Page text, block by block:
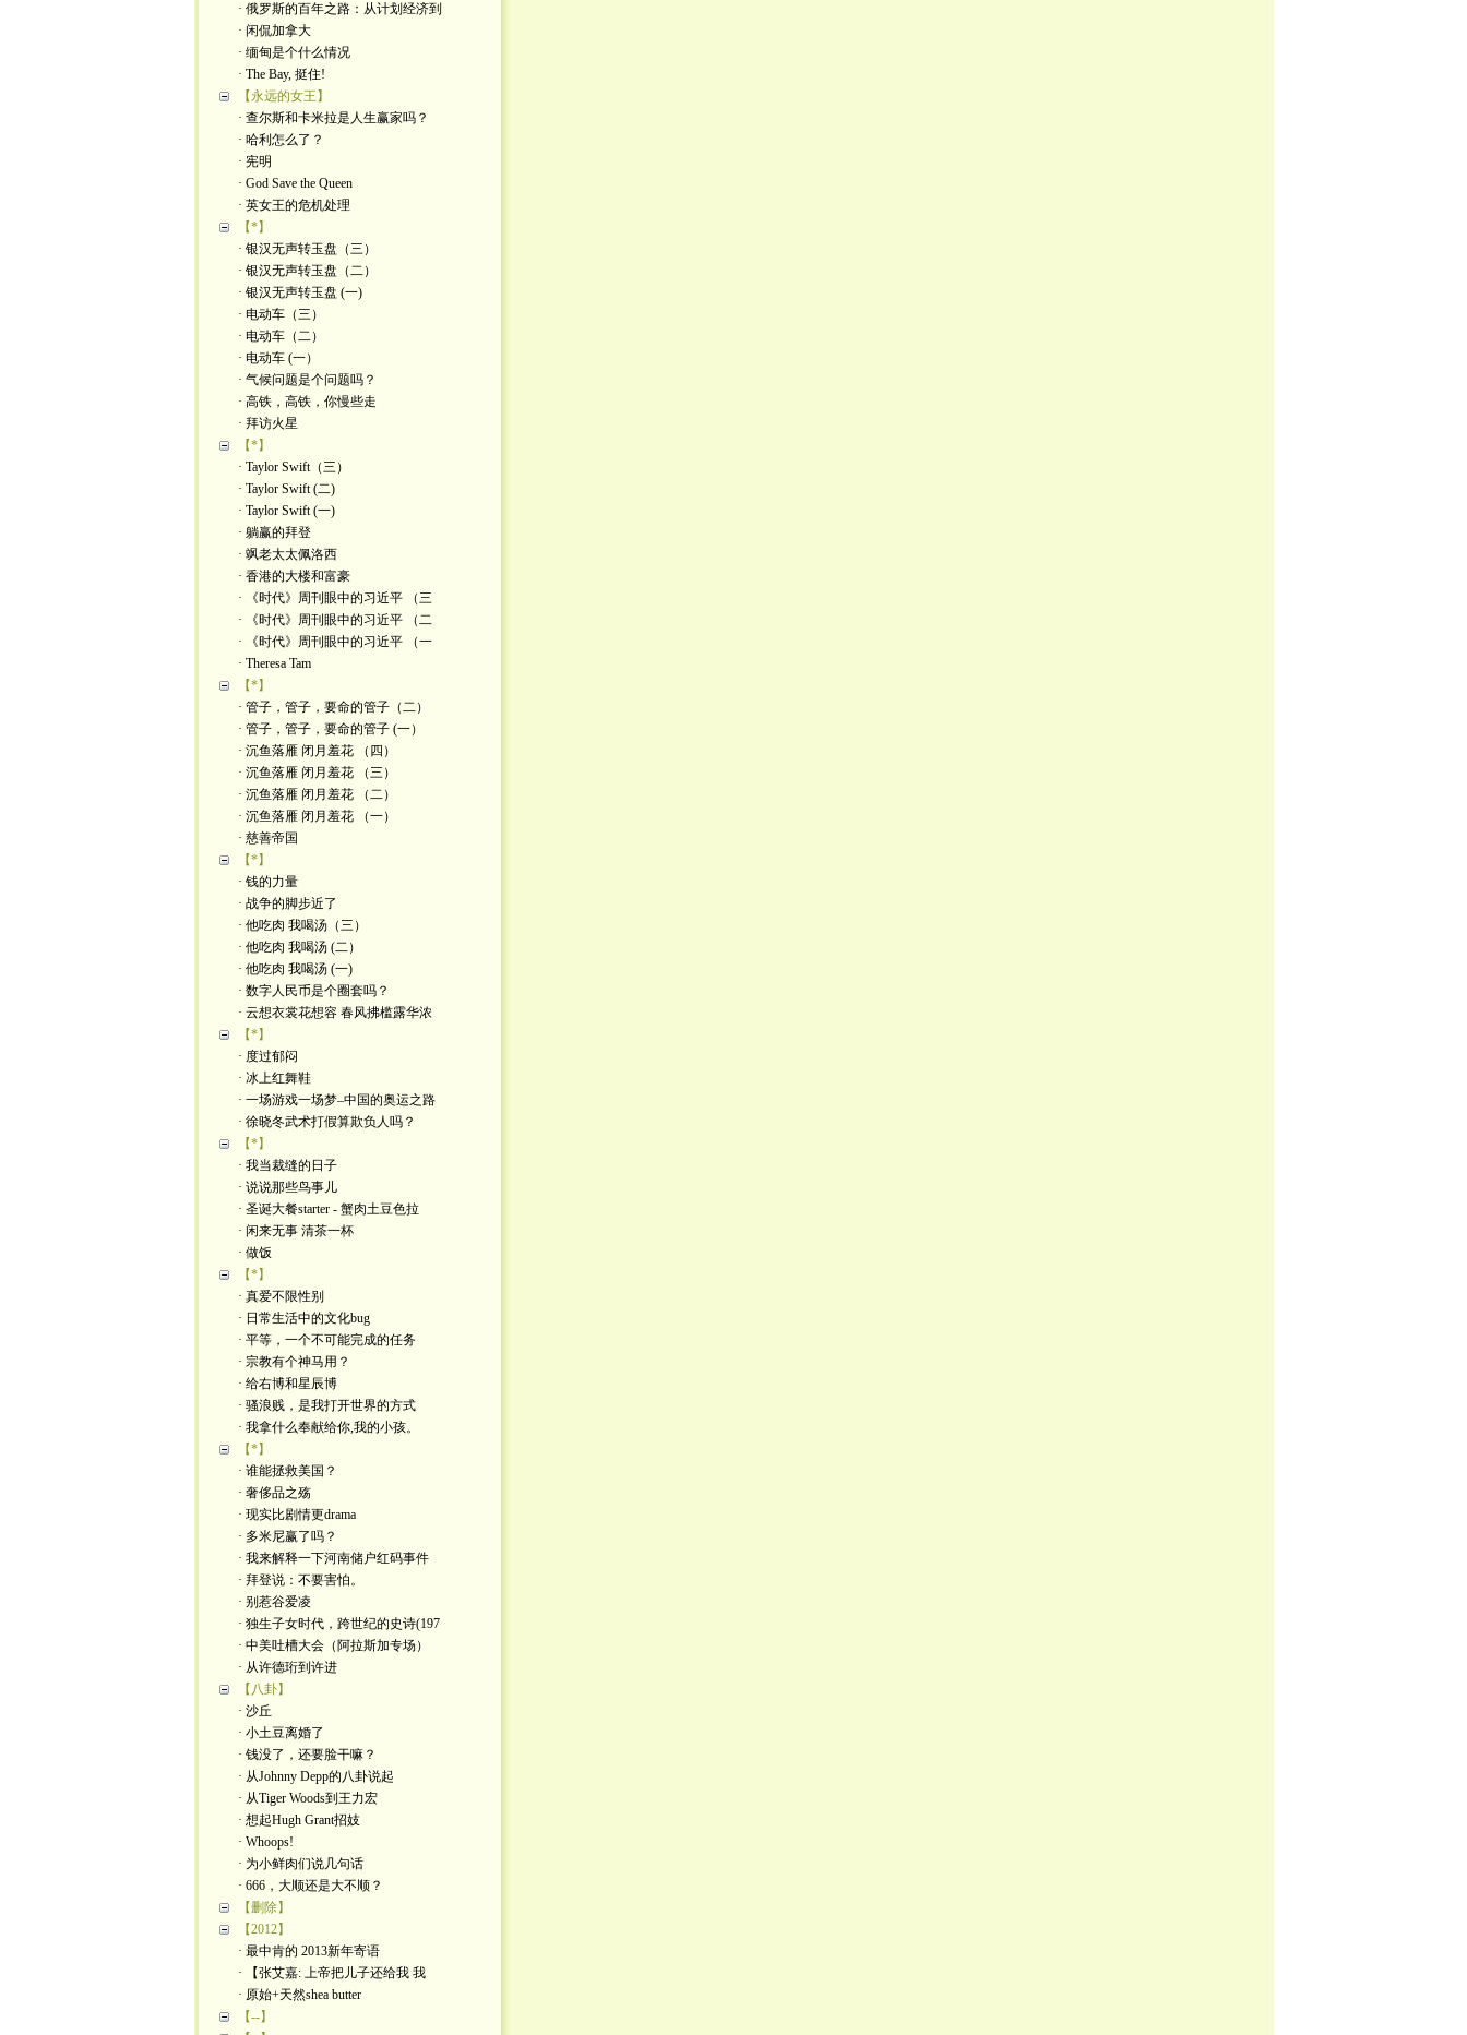
· 俄罗斯的百年之路：从计划经济到
· 闲侃加拿大
· 缅甸是个什么情况
· The Bay, 挺住!
【永远的女王】
· 查尔斯和卡米拉是人生赢家吗？
· 哈利怎么了？
· 宪明
· God Save the Queen
· 英女王的危机处理
【*】
· 银汉无声转玉盘（三）
· 银汉无声转玉盘（二）
· 银汉无声转玉盘 (一)
· 电动车（三）
· 电动车（二）
· 电动车 (一）
· 气候问题是个问题吗？
· 高铁，高铁，你慢些走
· 拜访火星
【*】
· Taylor Swift（三）
· Taylor Swift (二)
· Taylor Swift (一)
· 躺赢的拜登
· 飒老太太佩洛西
· 香港的大楼和富豪
· 《时代》周刊眼中的习近平 （三
· 《时代》周刊眼中的习近平 （二
· 《时代》周刊眼中的习近平 （一
· Theresa Tam
【*】
· 管子，管子，要命的管子（二）
· 管子，管子，要命的管子 (一）
· 沉鱼落雁 闭月羞花 （四）
· 沉鱼落雁 闭月羞花 （三）
· 沉鱼落雁 闭月羞花 （二）
· 沉鱼落雁 闭月羞花 （一）
· 慈善帝国
【*】
· 钱的力量
· 战争的脚步近了
· 他吃肉 我喝汤（三）
· 他吃肉 我喝汤 (二）
· 他吃肉 我喝汤 (一)
· 数字人民币是个圈套吗？
· 云想衣裳花想容 春风拂槛露华浓
【*】
· 度过郁闷
· 冰上红舞鞋
· 一场游戏一场梦–中国的奥运之路
· 徐晓冬武术打假算欺负人吗？
【*】
· 我当裁缝的日子
· 说说那些鸟事儿
· 圣诞大餐starter - 蟹肉土豆色拉
· 闲来无事 清茶一杯
· 做饭
【*】
· 真爱不限性别
· 日常生活中的文化bug
· 平等，一个不可能完成的任务
· 宗教有个神马用？
· 给右博和星辰博
· 骚浪贱，是我打开世界的方式
· 我拿什么奉献给你,我的小孩。
【*】
· 谁能拯救美国？
· 奢侈品之殇
· 现实比剧情更drama
· 多米尼赢了吗？
· 我来解释一下河南储户红码事件
· 拜登说：不要害怕。
· 别惹谷爱凌
· 独生子女时代，跨世纪的史诗(197
· 中美吐槽大会（阿拉斯加专场）
· 从许德珩到许进
【八卦】
· 沙丘
· 小土豆离婚了
· 钱没了，还要脸干嘛？
· 从Johnny Depp的八卦说起
· 从Tiger Woods到王力宏
· 想起Hugh Grant招妓
· Whoops!
· 为小鲜肉们说几句话
· 666，大顺还是大不顺？
【删除】
【2012】
· 最中肯的 2013新年寄语
· 【张艾嘉: 上帝把儿子还给我 我
· 原始+天然shea butter
【--】